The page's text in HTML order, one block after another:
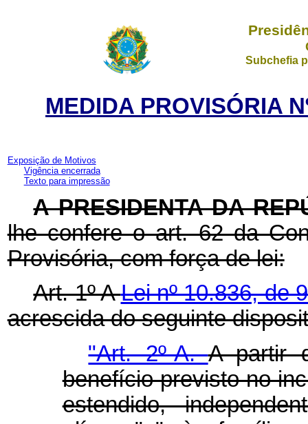
Subchefia
MEDIDA PROVISÓRIA
Exposição de Motivos
Vigência encerrada
Texto para impressão
A PRESIDENTA DA
lhe confere o art. 62 da
Provisória, com força de lei:
Art. 1º ALei nº 10.836, de
acrescida do seguinte
"Art. 2º-A.A partir
benefício previsto no
estendido,